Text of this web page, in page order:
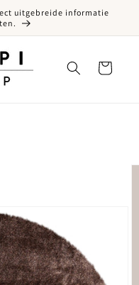
uitgebreide informatie
Winkelwagen